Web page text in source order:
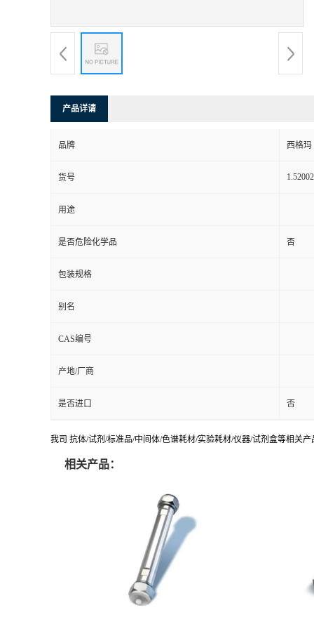
产品详请
品牌 西格玛
货号
用途
是否危险化学品 否
包装规格
别名
CAS编号
产地/厂商
是否进口 否
我司 抗体/试剂/标准品/中间体/色谱耗材/实验耗材/仪器/试剂盒等相关
相关产品：